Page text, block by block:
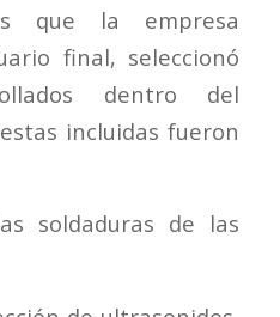
que la empresa
final, seleccionó
dentro del
incluidas fueron
soldaduras de las